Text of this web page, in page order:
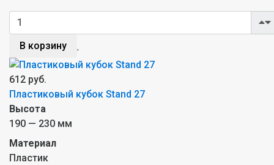
В корзину
612 руб.
Пластиковый кубок Stand 27
Высота
190 — 230 мм
Материал
Пластик